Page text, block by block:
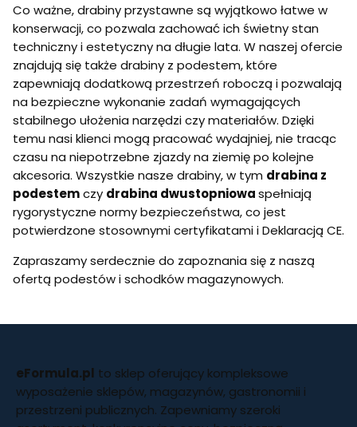
Co ważne, drabiny przystawne są wyjątkowo łatwe w
konserwacji, co pozwala zachować ich świetny stan
techniczny i estetyczny na długie lata. W naszej ofercie
znajdują się także drabiny z podestem, które
zapewniają dodatkową przestrzeń roboczą i pozwalają
na bezpieczne wykonanie zadań wymagających
stabilnego ułożenia narzędzi czy materiałów. Dzięki
temu nasi klienci mogą pracować wydajniej, nie tracąc
czasu na niepotrzebne zjazdy na ziemię po kolejne
akcesoria. Wszystkie nasze drabiny, w tym drabina z
podestemczy drabina dwustopniowaspełniają
rygorystyczne normy bezpieczeństwa, co jest
potwierdzone stosownymi certyfikatami i Deklaracją CE.
Zapraszamy serdecznie do zapoznania się z naszą
ofertą podestów i schodków magazynowych.
eFormula.pl to sklep oferujący kompleksowe
wyposażenie sklepów, magazynów, gastronomii i
przestrzeni publicznych. Zapewniamy szeroki